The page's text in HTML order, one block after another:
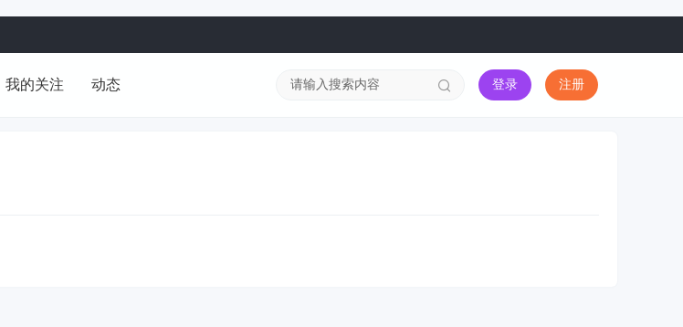
我的关注 动态 登录 注册